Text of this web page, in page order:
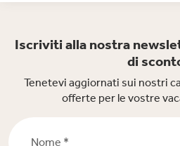
Iscriviti alla nostra
di
Tenetevi aggiornati sui nostri
offerte per le vostre